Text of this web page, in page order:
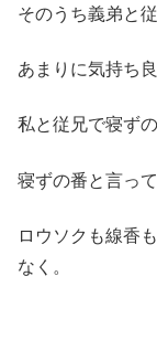
そのうち義弟と
あまりに気持ち
私と従兄で寝ずの
寝ずの番と言っ
ロウソクも線香
なく。